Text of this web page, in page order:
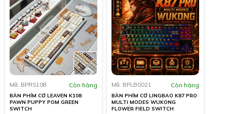
Mã: BPRS108 Còn hàng
BÀN PHÍM CƠ LEAVEN K108
PAWN PUPPY POM GREEN
SWITCH
Mã: BPLB0021 Còn hàng
BÀN PHÍM CƠ LINGBAO K87 PRO
MULTI MODES WUKONG
FLOWER FIELD SWITCH